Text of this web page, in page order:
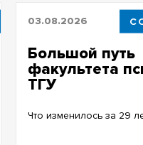
03.08.2026
Большой путь
факультета
ТГУ
Что изменилось за 29